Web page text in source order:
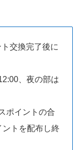
交換完了後に
、夜の部は
ポイントの合
トを配布し終